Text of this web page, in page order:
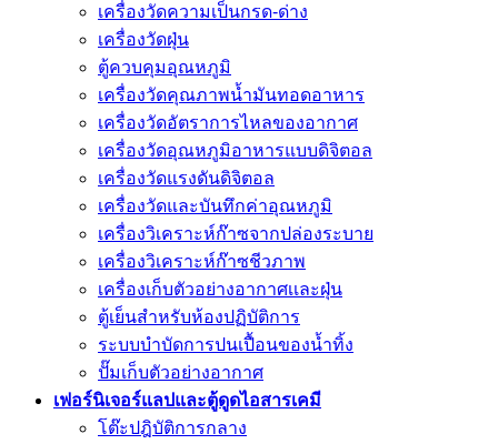
เครื่องวัดความเป็นกรด-ด่าง
เครื่องวัดฝุ่น
ตู้ควบคุมอุณหภูมิ
เครื่องวัดคุณภาพน้ำมันทอดอาหาร
เครื่องวัดอัตราการไหลของอากาศ
เครื่องวัดอุณหภูมิอาหารแบบดิจิตอล
เครื่องวัดแรงดันดิจิตอล
เครื่องวัดและบันทึกค่าอุณหภูมิ
เครื่องวิเคราะห์ก๊าซจากปล่องระบาย
เครื่องวิเคราะห์ก๊าซชีวภาพ
เครื่องเก็บตัวอย่างอากาศเเละฝุ่น
ตู้เย็นสำหรับห้องปฏิบัติการ
ระบบบำบัดการปนเปื้อนของน้ำทิ้ง
ปั๊มเก็บตัวอย่างอากาศ
เฟอร์นิเจอร์แลปและตู้ดูดไอสารเคมี
โต๊ะปฎิบัติการกลาง